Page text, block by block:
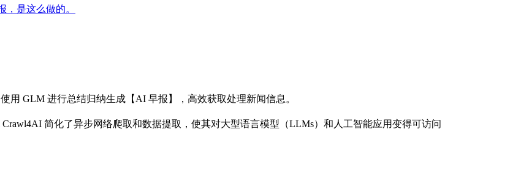
，是这么做的。
用 GLM 进行总结归纳生成【AI 早报】，高效获取处理新闻信息。
Crawl4AI 简化了异步网络爬取和数据提取，使其对大型语言模型（LLMs）和人工智能应用变得可访问